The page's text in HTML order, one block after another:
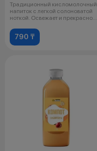
Традиционный кисломолочный
напиток с легкой солоноватой
ноткой. Освежает и прекрасно
790 ₸